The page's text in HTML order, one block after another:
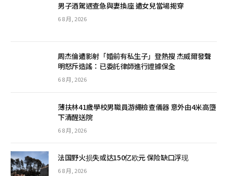
男子酒駕遇查急與妻換座 遭女兒當場揭穿
6 8 月, 2026
周杰倫遭影射「婚前有私生子」登熱搜 杰威爾發聲
明怒斥造謠：已委託律師進行證據保全
6 8 月, 2026
薄扶林41歲學校男職員游繩檢查儀器 意外由4米高墮
下清醒送院
6 8 月, 2026
法国野火损失或达150亿欧元 保险缺口浮现
6 8 月, 2026